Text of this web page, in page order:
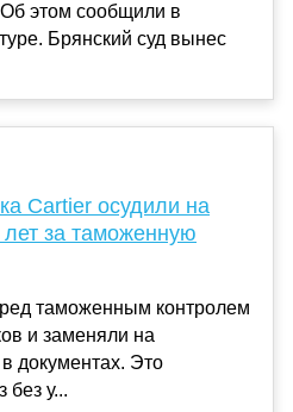
Об этом сообщили в
Брянский суд вынес
Cartier осудили на
за таможенную
таможенным контролем
и заменяли на
документах. Это
без у...